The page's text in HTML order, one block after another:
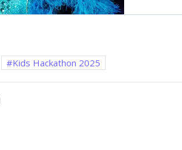
Kids Hackathon 2025